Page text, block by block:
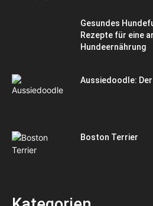
Gesundes
Rezepte für eine
Hundeernährung
Aussiedoodle:
Boston Terrier